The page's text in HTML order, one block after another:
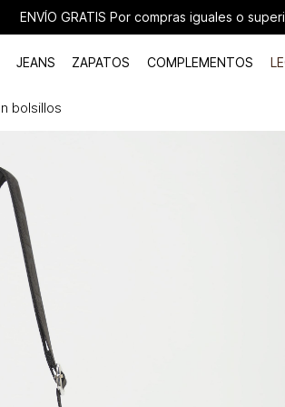
ENVÍO GRATIS Por compras iguales o
JEANS ZAPATOS COMPLEMENTOS
bolsillos